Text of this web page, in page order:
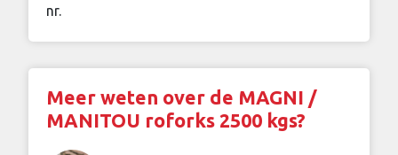
nr.
Meer weten over de MAGNI /
MANITOU roforks 2500 kgs?